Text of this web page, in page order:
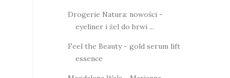
Drogerie Natura: nowości -
eyeliner i żel do brwi ...
Feel the Beauty - gold serum lift
essence